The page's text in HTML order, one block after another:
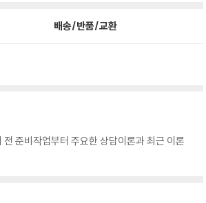
배송/반품/교환
준비작업부터 주요한 상담이론과 최근 이론